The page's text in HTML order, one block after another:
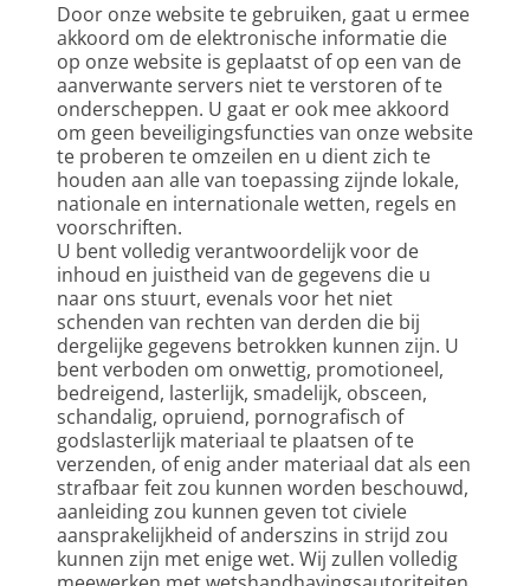
Door onze website te gebruiken, gaat u ermee
akkoord om de elektronische informatie die
op onze website is geplaatst of op een van de
aanverwante servers niet te verstoren of te
onderscheppen. U gaat er ook mee akkoord
om geen beveiligingsfuncties van onze website
te proberen te omzeilen en u dient zich te
houden aan alle van toepassing zijnde lokale,
nationale en internationale wetten, regels en
voorschriften.
U bent volledig verantwoordelijk voor de
inhoud en juistheid van de gegevens die u
naar ons stuurt, evenals voor het niet
schenden van rechten van derden die bij
dergelijke gegevens betrokken kunnen zijn. U
bent verboden om onwettig, promotioneel,
bedreigend, lasterlijk, smadelijk, obsceen,
schandalig, opruiend, pornografisch of
godslasterlijk materiaal te plaatsen of te
verzenden, of enig ander materiaal dat als een
strafbaar feit zou kunnen worden beschouwd,
aanleiding zou kunnen geven tot civiele
aansprakelijkheid of anderszins in strijd zou
kunnen zijn met enige wet. Wij zullen volledig